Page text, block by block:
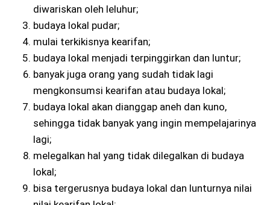
diwariskan oleh leluhur;
budaya lokal pudar;
mulai terkikisnya kearifan;
budaya lokal menjadi terpinggirkan dan luntur;
banyak juga orang yang sudah tidak lagi
mengkonsumsi kearifan atau budaya lokal;
budaya lokal akan dianggap aneh dan kuno,
sehingga tidak banyak yang ingin mempelajarinya
lagi;
melegalkan hal yang tidak dilegalkan di budaya
lokal;
bisa tergerusnya budaya lokal dan lunturnya nilai